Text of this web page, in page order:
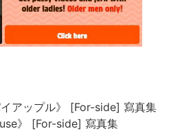
アップル》 [For-side] 寫真集
》 [For-side] 寫真集